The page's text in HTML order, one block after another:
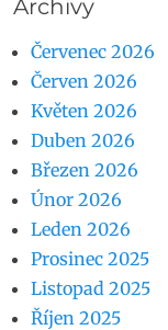
Archivy
Červenec 2026
Červen 2026
Květen 2026
Duben 2026
Březen 2026
Únor 2026
Leden 2026
Prosinec 2025
Listopad 2025
Říjen 2025